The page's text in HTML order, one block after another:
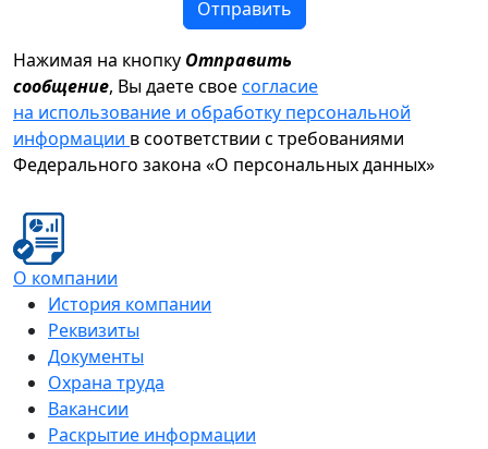
Отправить
Нажимая на кнопку Отправить
сообщение, Вы даете своесогласие
на использование и обработку персональной
информации в соответствии с требованиями
Федерального закона «О персональных данных»
О компании
История компании
Реквизиты
Документы
Охрана труда
Вакансии
Раскрытие информации